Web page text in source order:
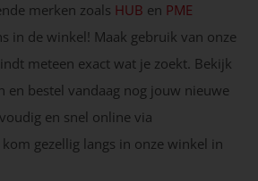
merken zoals HUB en PME
in de winkel! Maak gebruik van onze
meteen exact wat je zoekt. Bekijk
en bestel vandaag nog jouw nieuwe
en snel online via
gezellig langs in onze winkel in